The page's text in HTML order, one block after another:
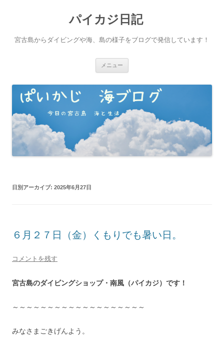
パイカジ日記
宮古島からダイビングや海、島の様子をブログで発信しています！
メニュー
ツ
へ
ス
キ
ッ
プ
日別アーカイブ: 2025年6月27日
６月２７日（金）くもりでも暑い日。
コメントを残す
宮古島のダイビングショップ・南風（パイカジ）です！
～～～～～～～～～～～～～～～～～～～
みなさまごきげんよう。